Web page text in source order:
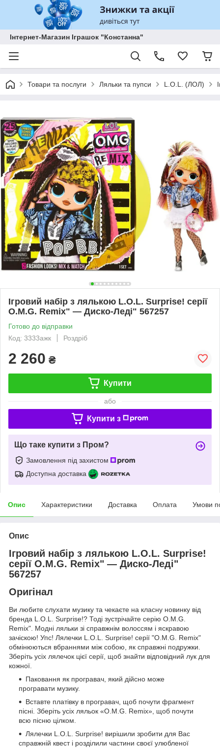
Інтернет-Магазин Іграшок "Констанна"
Товари та послуги Ляльки та пупси L.O.L. (ЛОЛ)
Ігровий набір з лялькою L.O.L. Surprise! серії
O.M.G. Remix" — Диско-Леді" 567257
Готово до відправки
Код: 3333ажк
Роздріб
2 260 ₴
Купити
або
Купити з
Що таке купити з Пром?
Замовлення під захистом
Доступна доставка
Опис Характеристики Доставка Оплата Умови
Опис
Ігровий набір з лялькою L.O.L. Surprise!
серії O.M.G. Remix" — Диско-Леді"
567257
Оригінал
Ви любите слухати музику та чекаєте на класну новинку від
бренда L.O.L. Surprise!? Тоді зустрічайте серію O.M.G.
Remix". Модні ляльки зі справжнім волоссям і яскравою
зачіскою! Упс! Лялечки L.O.L. Surprise! серії "O.M.G. Remix"
обмінюються вбраннями між собою, як справжні подружки.
Зберіть усіх лялечок цієї серії, щоб знайти відповідний лук для
кожної.
Паковання як програвач, який дійсно може
програвати музику.
Вставте платівку в програвач, щоб почути фрагмент
пісні. Зберіть усіх ляльок «O.M.G. Remix», щоб почути
всю пісню цілком.
Лялечки L.O.L. Surprise! вирішили зробити для Вас
справжній квест і розділили частини своєї улюбленої